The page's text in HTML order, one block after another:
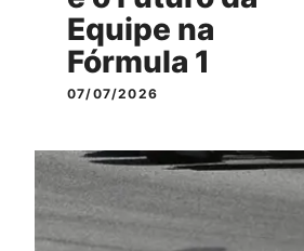
Equipe na
Fórmula 1
07/07/2026